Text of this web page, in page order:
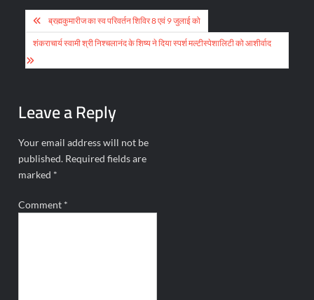
Post
navigation
ब्रह्मकुमारीज का स्व परिवर्तन शिविर 8 एवं 9 जुलाई को
शंकराचार्य स्वामी श्री निश्चलानंद के शिष्य ने दिया स्पर्श मल्टीस्पेशालिटी को आशीर्वाद
Leave a Reply
Your email address will not be
published. Required fields are
marked *
Comment *